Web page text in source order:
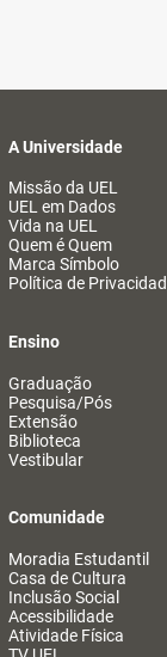
A Universidade
Missão da UEL
UEL em Dados
Vida na UEL
Quem é Quem
Marca Símbolo
Política de
Ensino
Graduação
Pesquisa/Pós
Extensão
Biblioteca
Vestibular
Comunidade
Moradia Estudantil
Casa de Cultura
Inclusão Social
Acessibilidade
Atividade Física